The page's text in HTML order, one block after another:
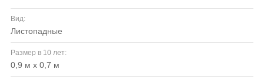
Вид:
листопадные
Размер в 10 лет:
0,9 м х 0,7 м